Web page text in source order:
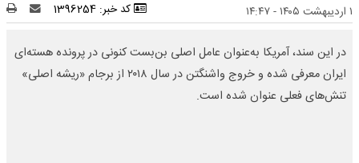
۱ اردیبهشت ۱۴۰۵ - ۱۴:۴۷ کد خبر: 1396254
در این سند، آمریکا به‌عنوان عامل اصلی بن‌بست کنونی در پرونده هسته‌ای
ایران معرفی شده و خروج واشنگتن در سال ۲۰۱۸ از برجام «ریشه اصلی»
تنش‌های فعلی عنوان شده است.